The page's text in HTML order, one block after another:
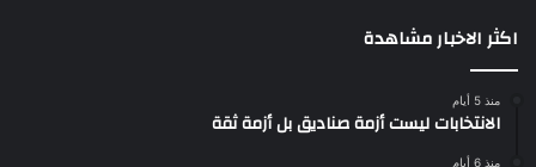
اكثر الاخبار مشاهدة
منذ 5 أيام
الانتخابات ليست أزمة صناديق بل أزمة ثقة
منذ 6 أيام